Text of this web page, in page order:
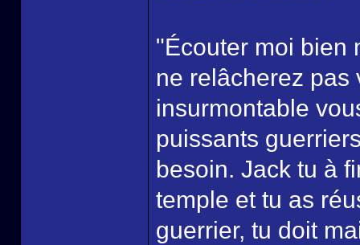
"Écouter moi bien
ne relâcherez pas
insurmontable
puissants
besoin. Jack tu à
temple et tu as
guerrier, tu doit